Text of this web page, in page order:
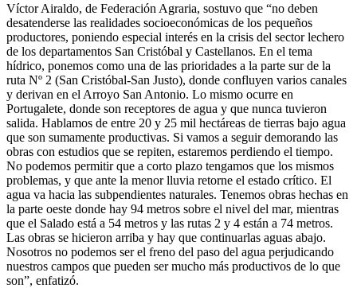
Víctor Airaldo, de Federación Agraria, sostuvo que “no deben
desatenderse las realidades socioeconómicas de los pequeños
productores, poniendo especial interés en la crisis del sector lechero
de los departamentos San Cristóbal y Castellanos. En el tema
hídrico, ponemos como una de las prioridades a la parte sur de la
ruta Nº 2 (San Cristóbal-San Justo), donde confluyen varios canales
y derivan en el Arroyo San Antonio. Lo mismo ocurre en
Portugalete, donde son receptores de agua y que nunca tuvieron
salida. Hablamos de entre 20 y 25 mil hectáreas de tierras bajo agua
que son sumamente productivas. Si vamos a seguir demorando las
obras con estudios que se repiten, estaremos perdiendo el tiempo.
No podemos permitir que a corto plazo tengamos que los mismos
problemas, y que ante la menor lluvia retorne el estado crítico. El
agua va hacia las subpendientes naturales. Tenemos obras hechas en
la parte oeste donde hay 94 metros sobre el nivel del mar, mientras
que el Salado está a 54 metros y las rutas 2 y 4 están a 74 metros.
Las obras se hicieron arriba y hay que continuarlas aguas abajo.
Nosotros no podemos ser el freno del paso del agua perjudicando
nuestros campos que pueden ser mucho más productivos de lo que
son”, enfatizó.